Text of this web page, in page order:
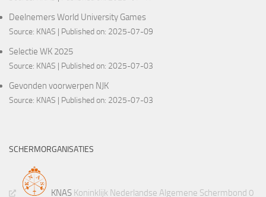
Deelnemers World University Games
Source: KNAS Published on: 2025-07-09
Selectie WK 2025
Source: KNAS Published on: 2025-07-03
Gevonden voorwerpen NJK
Source: KNAS Published on: 2025-07-03
SCHERMORGANISATIES
KNAS Koninklijk Nederlandse Algemene Schermbond 0